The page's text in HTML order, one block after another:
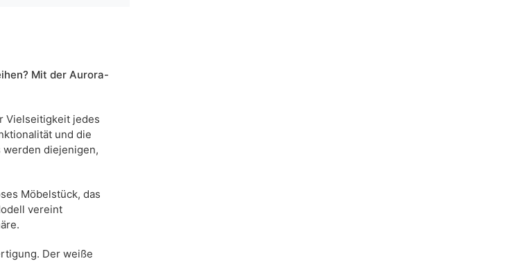
von +/- 2–3 cm möglich.
Mit der Aurora-
Vielseitigkeit jedes
und die
diejenigen,
Möbelstück, das
vereint
Der weiße